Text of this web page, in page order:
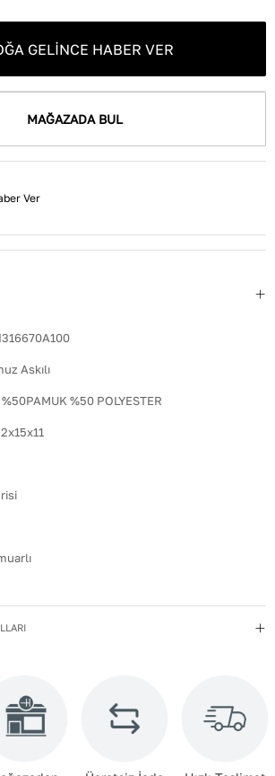
GELINCE HABER VER
MAĞAZADA BUL
Ver
Askılı
%50PAMUK %50 POLYESTER